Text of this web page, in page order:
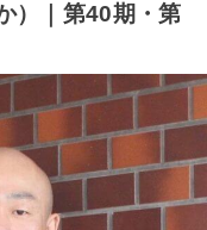
）｜第40期・第